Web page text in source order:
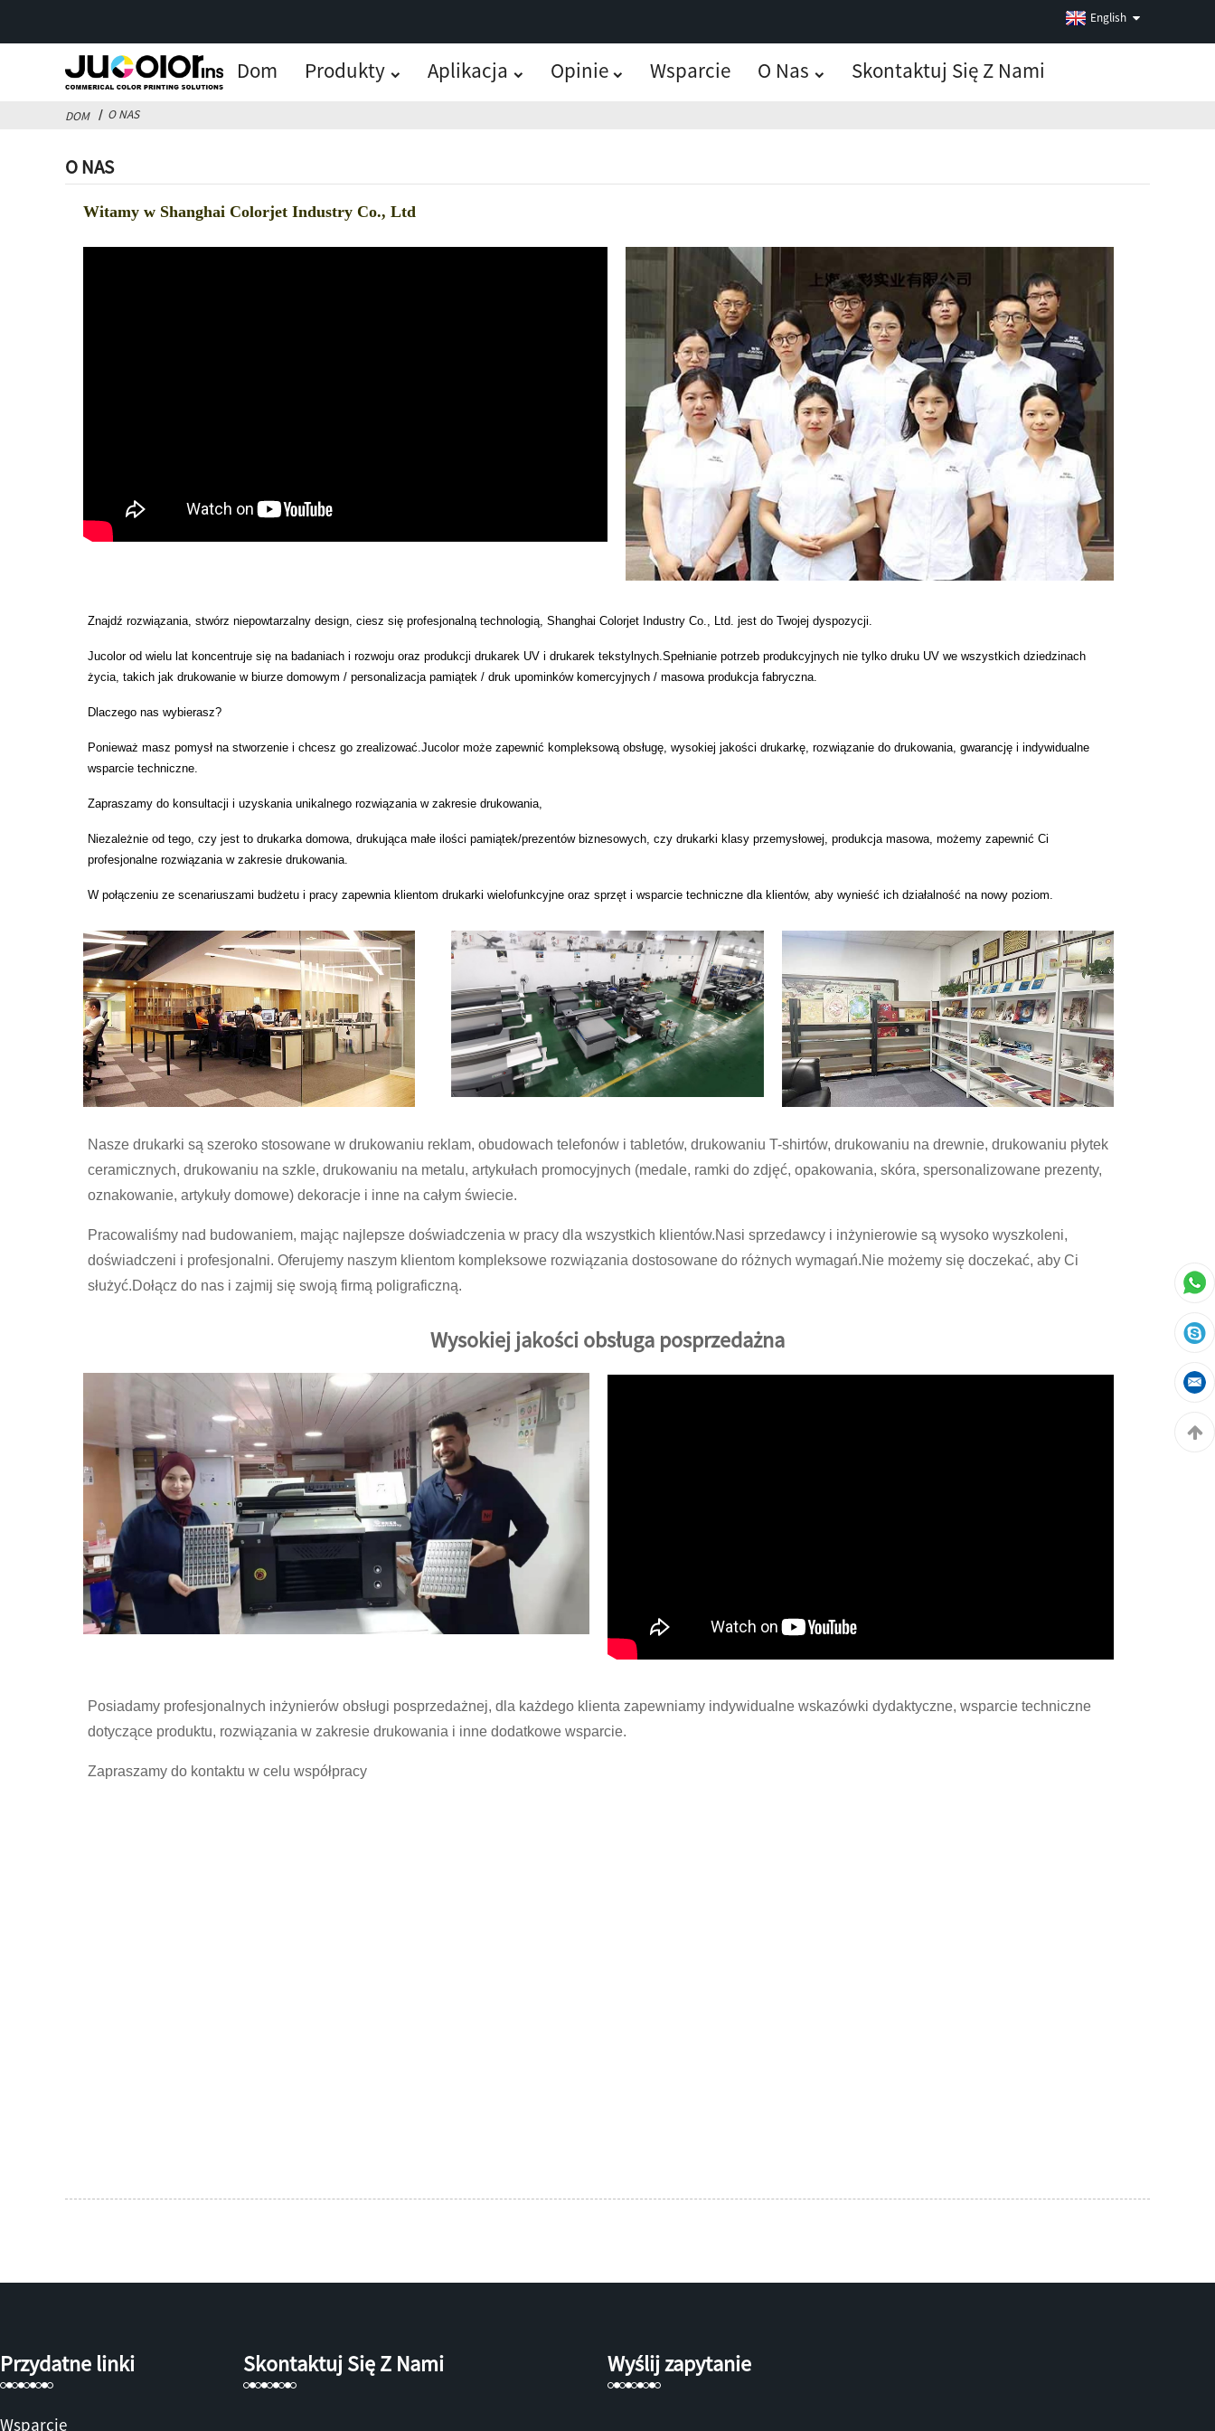
English
Dom Produkty Aplikacja Opinie Wsparcie O Nas Skontaktuj Się Z Nami
DOM O NAS
O NAS
Witamy w Shanghai Colorjet Industry Co., Ltd
Znajdź rozwiązania, stwórz niepowtarzalny design, ciesz się profesjonalną technologią, Shanghai Colorjet Industry Co., Ltd. jest do Twojej dyspozycji.
Jucolor od wielu lat koncentruje się na badaniach i rozwoju oraz produkcji drukarek UV i drukarek tekstylnych.Spełnianie potrzeb produkcyjnych nie tylko druku UV we wszystkich dziedzinach
życia, takich jak drukowanie w biurze domowym / personalizacja pamiątek / druk upominków komercyjnych / masowa produkcja fabryczna.
Dlaczego nas wybierasz?
Ponieważ masz pomysł na stworzenie i chcesz go zrealizować.Jucolor może zapewnić kompleksową obsługę, wysokiej jakości drukarkę, rozwiązanie do drukowania, gwarancję i indywidualne
wsparcie techniczne.
Zapraszamy do konsultacji i uzyskania unikalnego rozwiązania w zakresie drukowania,
Niezależnie od tego, czy jest to drukarka domowa, drukująca małe ilości pamiątek/prezentów biznesowych, czy drukarki klasy przemysłowej, produkcja masowa, możemy zapewnić Ci
profesjonalne rozwiązania w zakresie drukowania.
W połączeniu ze scenariuszami budżetu i pracy zapewnia klientom drukarki wielofunkcyjne oraz sprzęt i wsparcie techniczne dla klientów, aby wynieść ich działalność na nowy poziom.
Nasze drukarki są szeroko stosowane w drukowaniu reklam, obudowach telefonów i tabletów, drukowaniu T-shirtów, drukowaniu na drewnie, drukowaniu płytek
ceramicznych, drukowaniu na szkle, drukowaniu na metalu, artykułach promocyjnych (medale, ramki do zdjęć, opakowania, skóra, spersonalizowane prezenty,
oznakowanie, artykuły domowe) dekoracje i inne na całym świecie.
Pracowaliśmy nad budowaniem, mając najlepsze doświadczenia w pracy dla wszystkich klientów.Nasi sprzedawcy i inżynierowie są wysoko wyszkoleni,
doświadczeni i profesjonalni. Oferujemy naszym klientom kompleksowe rozwiązania dostosowane do różnych wymagań.Nie możemy się doczekać, aby Ci
służyć.Dołącz do nas i zajmij się swoją firmą poligraficzną.
Wysokiej jakości obsługa posprzedażna
Posiadamy profesjonalnych inżynierów obsługi posprzedażnej, dla każdego klienta zapewniamy indywidualne wskazówki dydaktyczne, wsparcie techniczne
dotyczące produktu, rozwiązania w zakresie drukowania i inne dodatkowe wsparcie.
Zapraszamy do kontaktu w celu współpracy
Przydatne linki
Wsparcie
Skontaktuj Się Z Nami Wyślij zapytanie